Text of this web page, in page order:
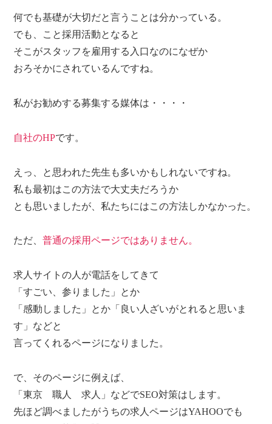
何でも基礎が大切だと言うことは分かっている。
でも、こと採用活動となると
そこがスタッフを雇用する入口なのになぜか
おろそかにされているんですね。
私がお勧めする募集する媒体は・・・・
自社のHPです。
えっ、と思われた先生も多いかもしれないですね。
私も最初はこの方法で大丈夫だろうか
とも思いましたが、私たちにはこの方法しかなかった。
ただ、普通の採用ページではありません。
求人サイトの人が電話をしてきて
「すごい、参りました」とか
「感動しました」とか「良い人ざいがとれると思いま
す」などと
言ってくれるページになりました。
で、そのページに例えば、
「東京 職人 求人」などでSEO対策はします。
先ほど調べましたがうちの求人ページはYAHOOでも